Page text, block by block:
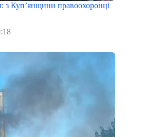
з Куп’янщини правоохоронці